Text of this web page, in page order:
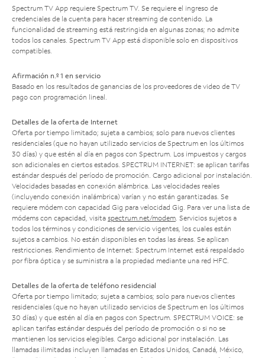
Spectrum TV App requiere Spectrum TV. Se requiere el ingreso de
credenciales de la cuenta para hacer streaming de contenido. La
funcionalidad de streaming está restringida en algunas zonas; no admite
todos los canales. Spectrum TV App está disponible solo en dispositivos
compatibles.
Afirmación n.º 1 en servicio
Basado en los resultados de ganancias de los proveedores de video de TV
pago con programación lineal.
Detalles de la oferta de Internet
Oferta por tiempo limitado; sujeta a cambios; solo para nuevos clientes
residenciales (que no hayan utilizado servicios de Spectrum en los últimos
30 días) y que estén al día en pagos con Spectrum. Los impuestos y cargos
son adicionales en ciertos estados. SPECTRUM INTERNET: se aplican tarifas
estándar después del período de promoción. Cargo adicional por instalación.
Velocidades basadas en conexión alámbrica. Las velocidades reales
(incluyendo conexión inalámbrica) varían y no están garantizadas. Se
requiere módem con capacidad Gig para velocidad Gig. Para ver una lista de
módems con capacidad, visita spectrum.net/modem. Servicios sujetos a
todos los términos y condiciones de servicio vigentes, los cuales están
sujetos a cambios. No están disponibles en todas las áreas. Se aplican
restricciones. Rendimiento de Internet: Spectrum Internet está respaldado
por fibra óptica y se suministra a la propiedad mediante una red HFC.
Detalles de la oferta de teléfono residencial
Oferta por tiempo limitado; sujeta a cambios; solo para nuevos clientes
residenciales (que no hayan utilizado servicios de Spectrum en los últimos
30 días) y que estén al día en pagos con Spectrum. SPECTRUM VOICE: se
aplican tarifas estándar después del período de promoción o si no se
mantienen los servicios elegibles. Cargo adicional por instalación. Las
llamadas ilimitadas incluyen llamadas en Estados Unidos, Canadá, México,